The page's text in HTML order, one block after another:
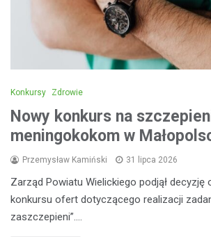
Konkursy Zdrowie
Nowy konkurs na
meningokokom w
Przemysław Kamiński 31 lipca 2026
Zarząd Powiatu Wielickiego podjął decyzję
konkursu ofert dotyczącego realizacji
zaszczepieni”.…